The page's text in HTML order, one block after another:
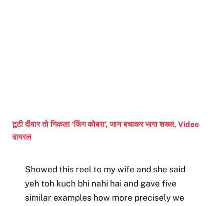
टूटी दीवार तो निकला ‘किंग कोबरा’, जान बचाकर भागा शख्स, Video
वायरल
Showed this reel to my wife and she said
yeh toh kuch bhi nahi hai and gave five
similar examples how more precisely we